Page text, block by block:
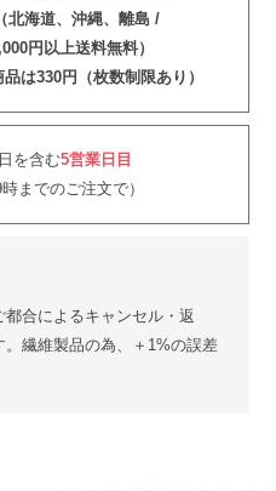
北海道、沖縄、離島 /
円以上送料無料）
は330円（枚数制限あり）
を含む5営業日目
時までのご注文で）
合によるキャンセル・返
繊維製品の為、＋1%の誤差